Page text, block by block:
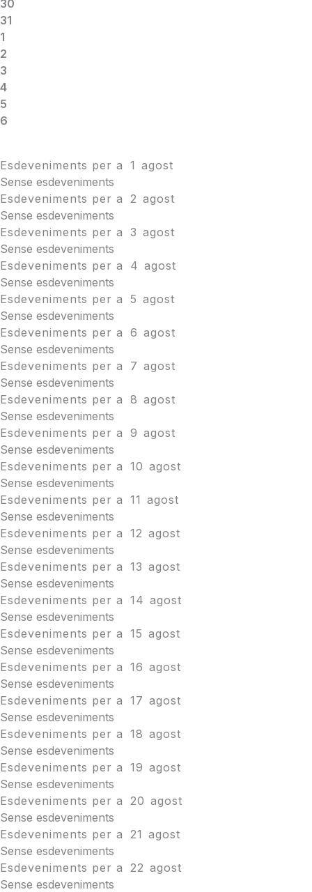
30
31
1
2
3
4
5
6
Esdeveniments per a 1 agost
Sense esdeveniments
Esdeveniments per a
2 agost
Sense esdeveniments
Esdeveniments per a 3 agost
Sense esdeveniments
Esdeveniments per a
4 agost
Sense esdeveniments
Esdeveniments per a 5 agost
Sense esdeveniments
Esdeveniments per a 6 agost
Sense esdeveniments
Esdeveniments per a
7 agost
Sense esdeveniments
Esdeveniments per a 8 agost
Sense esdeveniments
Esdeveniments per a 9 agost
Sense esdeveniments
Esdeveniments per a 10 agost
Sense esdeveniments
Esdeveniments per a 11 agost
Sense esdeveniments
Esdeveniments per a 12 agost
Sense esdeveniments
Esdeveniments per a 13 agost
Sense esdeveniments
Esdeveniments per a 14 agost
Sense esdeveniments
Esdeveniments per a 15 agost
Sense esdeveniments
Esdeveniments per a 16 agost
Sense esdeveniments
Esdeveniments per a 17 agost
Sense esdeveniments
Esdeveniments per a 18 agost
Sense esdeveniments
Esdeveniments per a 19 agost
Sense esdeveniments
Esdeveniments per a
20 agost
Sense esdeveniments
Esdeveniments per a
21 agost
Sense esdeveniments
Esdeveniments per a
22 agost
Sense esdeveniments